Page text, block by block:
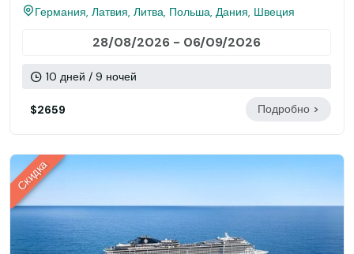
Германия, Латвия, Литва, Польша, Дания, Швеция
28/08/2026 - 06/09/2026
10 дней / 9 ночей
$2659 Подробно >
Скидка